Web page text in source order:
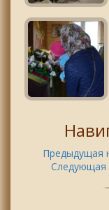
Предыдущая
Следующая